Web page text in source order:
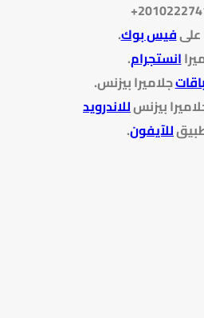
علىفيس بوك.
انستجرام.
باقاتجلاميرا بيزنس.
بيزنسللاندرويد
للآيفون.